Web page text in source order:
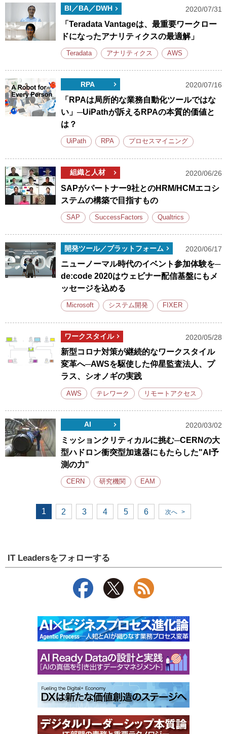
BI／BA／DWH 2020/07/31
「Teradata Vantageは、最重要ワークロー
ドになったアナリティクスの最適解」
Teradata アナリティクス AWS
RPA 2020/07/16
「RPAは局所的な業務自動化ツールではな
い」─UiPathが訴えるRPAの本質的価値と
は？
UiPath RPA プロセスマイニング
組織と人材 2020/06/26
SAPがパートナー9社とのHRM/HCMエコシ
ステムの構築で目指すもの
SAP SuccessFactors Qualtrics
開発ツール／プラットフォーム 2020/06/17
ニューノーマル時代のイベント参加体験を─
de:code 2020はウェビナー配信基盤にもメ
ッセージを込める
Microsoft システム開発 FIXER
ワークスタイル 2020/05/28
新型コロナ対策が継続的なワークスタイル
変革へ─AWSを駆使した仰星監査法人、プ
ラス、シオノギの実践
AWS テレワーク リモートアクセス
AI 2020/03/02
ミッションクリティカルに挑む─CERNの大
型ハドロン衝突型加速器にもたらした"AI予
測の力"
CERN 研究機関 EAM
1 2 3 4 5 6 次へ >
IT Leadersをフォローする